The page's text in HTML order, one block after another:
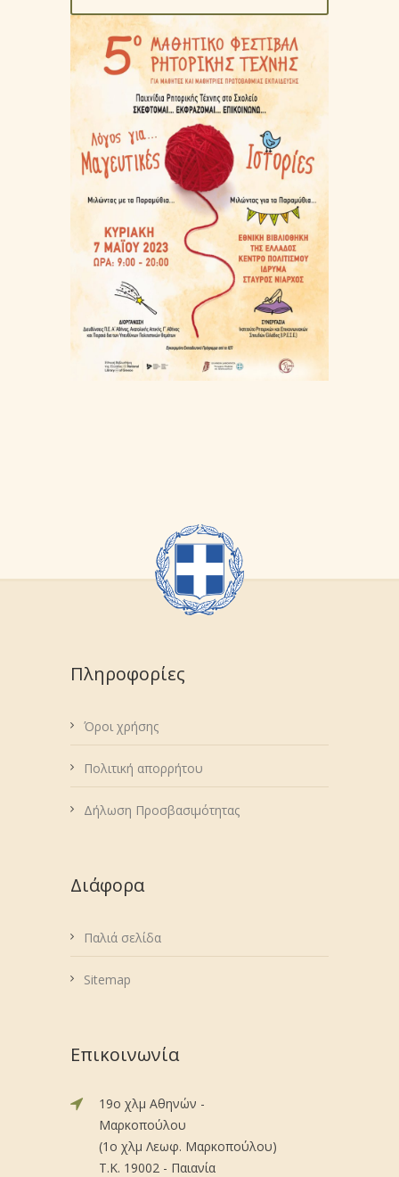
Πληροφορίες
Όροι χρήσης
Πολιτική απορρήτου
Δήλωση Προσβασιμότητας
Διάφορα
Παλιά σελίδα
Sitemap
Επικοινωνία
19ο χλμ Αθηνών -
Μαρκοπούλου
(1ο χλμ Λεωφ. Μαρκοπούλου)
Τ.Κ. 19002 - Παιανία